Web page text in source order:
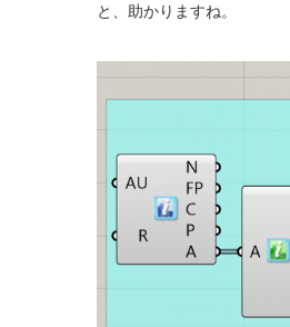
と、助かりますね。